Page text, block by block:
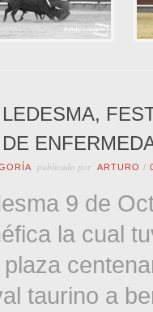
LEDESMA,
DE
publicado por ARTURO /
9 de
la cual
taurino a